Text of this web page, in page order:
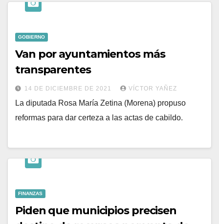
GOBIERNO
Van por ayuntamientos más
transparentes
14 DE DICIEMBRE DE 2021 VÍCTOR YAÑEZ
La diputada Rosa María Zetina (Morena) propuso
reformas para dar certeza a las actas de cabildo.
FINANZAS
Piden que municipios precisen